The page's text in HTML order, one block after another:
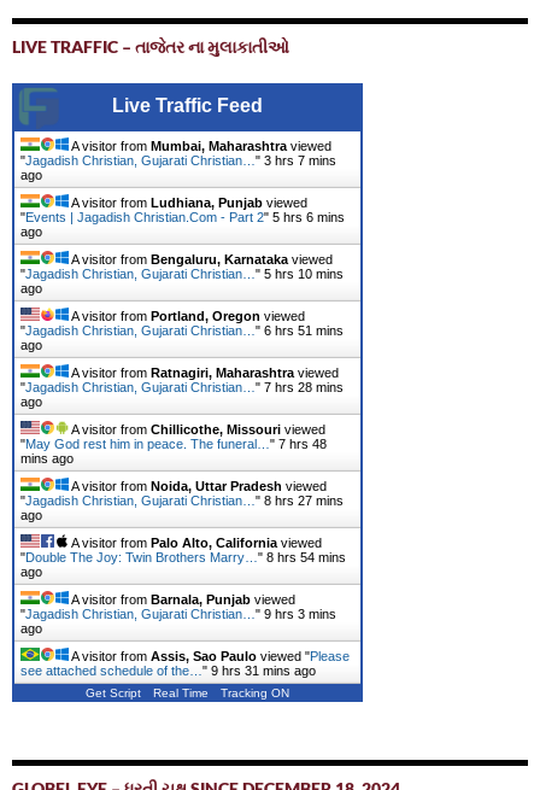
LIVE TRAFFIC – તાજેતર ના મુલાકાતીઓ
Live Traffic Feed
A visitor from Mumbai, Maharashtra viewed
"Jagadish Christian, Gujarati Christian… " 3 hrs 7 mins
ago
A visitor from Ludhiana, Punjab viewed
"Events | Jagadish Christian.Com - Part 2" 5 hrs 6 mins
ago
A visitor from Bengaluru, Karnataka viewed
"Jagadish Christian, Gujarati Christian… " 5 hrs 10 mins
ago
A visitor from Portland, Oregon viewed
"Jagadish Christian, Gujarati Christian… " 6 hrs 51 mins
ago
A visitor from Ratnagiri, Maharashtra viewed
"Jagadish Christian, Gujarati Christian… " 7 hrs 28 mins
ago
A visitor from Chillicothe, Missouri viewed
"May God rest him in peace. The funeral… " 7 hrs 48
mins ago
A visitor from Noida, Uttar Pradesh viewed
"Jagadish Christian, Gujarati Christian… " 8 hrs 27 mins
ago
A visitor from Palo Alto, California viewed
"Double The Joy: Twin Brothers Marry… " 8 hrs 54 mins
ago
A visitor from Barnala, Punjab viewed
"Jagadish Christian, Gujarati Christian… " 9 hrs 3 mins
ago
A visitor from Assis, Sao Paulo viewed "Please
see attached schedule of the… " 9 hrs 31 mins ago
Get Script Real Time Tracking ON